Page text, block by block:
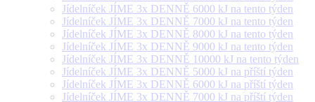
Jídelníček JÍME 3x DENNĚ 6000 kJ na tento týden
Jídelníček JÍME 3x DENNĚ 7000 kJ na tento týden
Jídelníček JÍME 3x DENNĚ 8000 kJ na tento týden
Jídelníček JÍME 3x DENNĚ 9000 kJ na tento týden
Jídelníček JÍME 3x DENNĚ 10000 kJ na tento týden
Jídelníček JÍME 3x DENNĚ 5000 kJ na příští týden
Jídelníček JÍME 3x DENNĚ 6000 kJ na příští týden
Jídelníček JÍME 3x DENNĚ 7000 kJ na příští týden